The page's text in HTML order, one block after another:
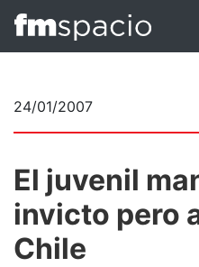
24/01/2007
El juvenil
invicto pero
Chile